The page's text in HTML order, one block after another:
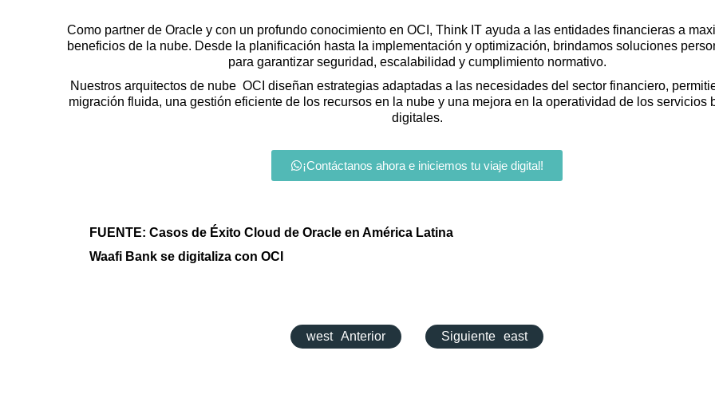
Como partner de Oracle y con un profundo conocimiento en OCI, Think IT ayuda a las entidades financieras a
beneficios de la nube. Desde la planificación hasta la implementación y optimización, brindamos soluciones
para garantizar seguridad, escalabilidad y cumplimiento normativo.
Nuestros arquitectos de nube OCI diseñan estrategias adaptadas a las necesidades del sector financiero,
migración fluida, una gestión eficiente de los recursos en la nube y una mejora en la operatividad de los servicios
digitales.
¡Contáctanos ahora e iniciemos tu viaje digital!
FUENTE: Casos de Éxito Cloud de Oracle en América Latina
Waafi Bank se digitaliza con OCI
west Anterior Siguiente east